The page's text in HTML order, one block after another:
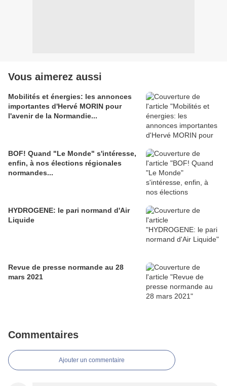
Vous aimerez aussi
Mobilités et énergies: les annonces
importantes d'Hervé MORIN pour
l'avenir de la Normandie...
BOF! Quand "Le Monde" s'intéresse,
enfin, à nos élections régionales
normandes...
HYDROGENE: le pari normand d'Air
Liquide
Revue de presse normande au 28
mars 2021
Commentaires
Ajouter un commentaire